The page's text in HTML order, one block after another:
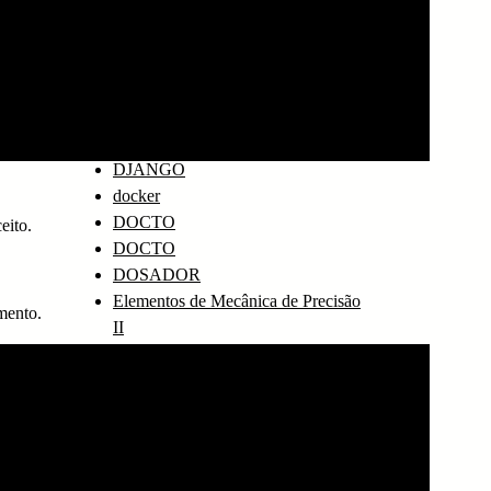
DJANGO
docker
DOCTO
DOCTO
DOSADOR
Elementos de Mecânica de Precisão
II